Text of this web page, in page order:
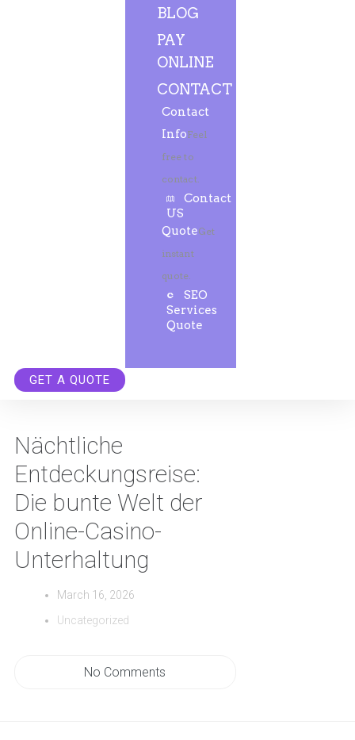
BLOG
PAY
ONLINE
CONTACT
Contact
InfoFeel
free to
contact.
Contact
US
QuoteGet
instant
quote.
SEO
Services
Quote
GET A QUOTE
Nächtliche
Entdeckungsreise:
Die bunte Welt der
Online-Casino-
Unterhaltung
March 16, 2026
Uncategorized
No Comments